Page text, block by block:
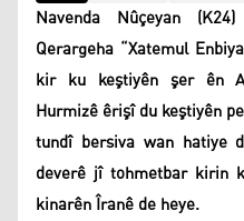
Navenda Nûçeyan
Qerargeha “Xatemul
kir ku keştiyên şer ên
Hurmizê êrişî du keştiyên
tundî bersiva wan hatiye
deverê jî tohmetbar kirin
kinarên Îranê de heye.